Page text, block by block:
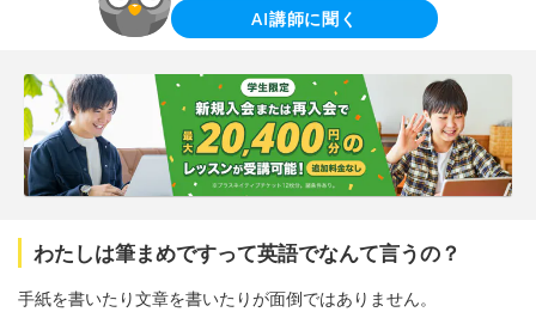
AI講師に聞く
わたしは筆まめですって英語でなんて言うの？
手紙を書いたり文章を書いたりが面倒ではありません。